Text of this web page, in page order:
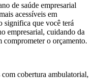
de saúde empresarial
acessíveis em
significa que você terá
empresarial, cuidando da
comprometer o orçamento.
com cobertura ambulatorial,